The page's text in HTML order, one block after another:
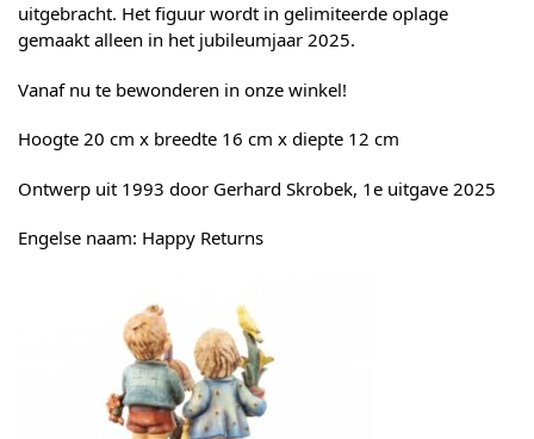
uitgebracht. Het figuur wordt in gelimiteerde oplage
gemaakt alleen in het jubileumjaar 2025.
Vanaf nu te bewonderen in onze winkel!
Hoogte 20 cm x breedte 16 cm x diepte 12 cm
Ontwerp uit 1993 door Gerhard Skrobek, 1e uitgave 2025
Engelse naam: Happy Returns